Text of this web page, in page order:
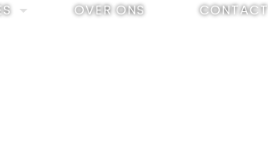
OVER ONS CONTACT